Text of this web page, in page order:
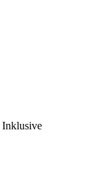
Inklusive